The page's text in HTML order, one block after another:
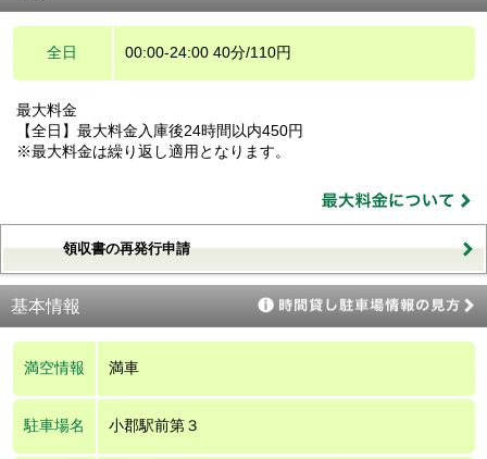
全日 00:00-24:00 40分/110円
最大料金
【全日】最大料金入庫後24時間以内450円
※最大料金は繰り返し適用となります。
領収書の再発行申請
基本情報
満空情報 満車
駐車場名 小郡駅前第３